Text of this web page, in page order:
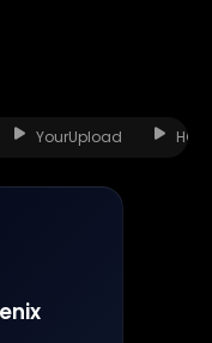
YourUpload HQQ